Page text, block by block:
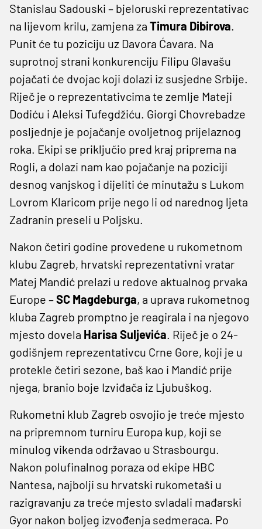
Stanislau Sadouski – bjeloruski reprezentativac
na lijevom krilu, zamjena za Timura Dibirova.
Punit će tu poziciju uz Davora Ćavara. Na
suprotnoj strani konkurenciju Filipu Glavašu
pojačati će dvojac koji dolazi iz susjedne Srbije.
Riječ je o reprezentativcima te zemlje Mateji
Dodiću i Aleksi Tufegdžiću. Giorgi Chovrebadze
posljednje je pojačanje ovoljetnog prijelaznog
roka. Ekipi se priključio pred kraj priprema na
Rogli, a dolazi nam kao pojačanje na poziciji
desnog vanjskog i dijeliti će minutažu s Lukom
Lovrom Klaricom prije nego li od narednog ljeta
Zadranin preseli u Poljsku.
Nakon četiri godine provedene u rukometnom
klubu Zagreb, hrvatski reprezentativni vratar
Matej Mandić prelazi u redove aktualnog prvaka
Europe –SC Magdeburga, a uprava rukometnog
kluba Zagreb promptno je reagirala i na njegovo
mjesto dovela Harisa Suljevića. Riječ je o 24-
godišnjem reprezentativcu Crne Gore, koji je u
protekle četiri sezone, baš kao i Mandić prije
njega, branio boje Izviđača iz Ljubuškog.
Rukometni klub Zagreb osvojio je treće mjesto
na pripremnom turniru Europa kup, koji se
minulog vikenda održavao u Strasbourgu.
Nakon polufinalnog poraza od ekipe HBC
Nantesa, najbolji su hrvatski rukometaši u
razigravanju za treće mjesto svladali mađarski
Gyor nakon boljeg izvođenja sedmeraca. Po